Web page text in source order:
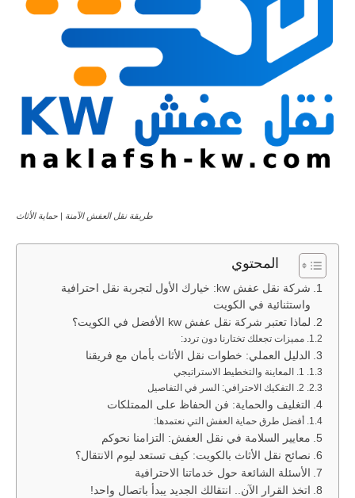
طريقة نقل العفش الآمنة | حماية الأثاث
المحتوي
شركة نقل عفش kw: خيارك الأول لتجربة نقل احترافية
واستثنائية في الكويت
لماذا تعتبر شركة نقل عفش kw الأفضل في الكويت؟
مميزات تجعلك تختارنا دون تردد:
الدليل العملي: خطوات نقل الأثاث بأمان مع فريقنا
1. المعاينة والتخطيط الاستراتيجي
2. التفكيك الاحترافي: السر في التفاصيل
التغليف والحماية: فن الحفاظ على الممتلكات
أفضل طرق حماية العفش التي نعتمدها:
معايير السلامة في نقل العفش: التزامنا نحوكم
نصائح نقل الأثاث بالكويت: كيف تستعد ليوم الانتقال؟
الأسئلة الشائعة حول خدماتنا الاحترافية
اتخذ القرار الآن.. انتقالك الجديد يبدأ باتصال واحد!